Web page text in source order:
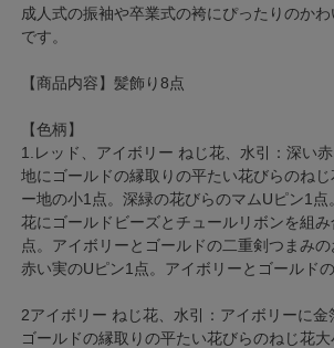
成人式の振袖や卒業式の袴にぴったりのか
です。
【商品内容】髪飾り8点
【色柄】
1.レッド、アイボリー ねじ花、水引：深い
地にゴールドの縁取りの平たい花びらのね
ー地の小1点。深緑の花びらのマムUピン1
花にゴールドビーズとチュールリボンを組み
点。アイボリーとゴールドの二重剣つまみの
赤い実のUピン1点。アイボリーとゴールド
2アイボリー ねじ花、水引：アイボリーに金
ゴールドの縁取りの平たい花びらのねじ花